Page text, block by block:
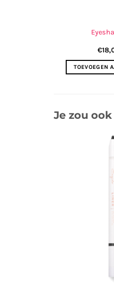
€
TOEVOEGEN
Je zou